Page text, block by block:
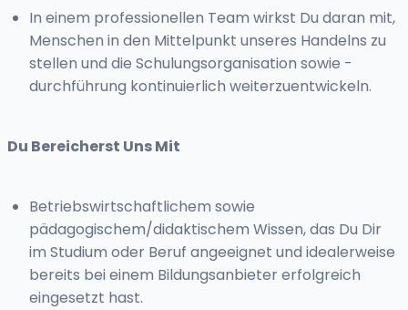
In einem professionellen Team wirkst Du daran mit,
Menschen in den Mittelpunkt unseres Handelns zu
stellen und die Schulungsorganisation sowie -
durchführung kontinuierlich weiterzuentwickeln.
Du Bereicherst Uns Mit
Betriebswirtschaftlichem sowie
pädagogischem/didaktischem Wissen, das Du Dir
im Studium oder Beruf angeeignet und idealerweise
bereits bei einem Bildungsanbieter erfolgreich
eingesetzt hast.